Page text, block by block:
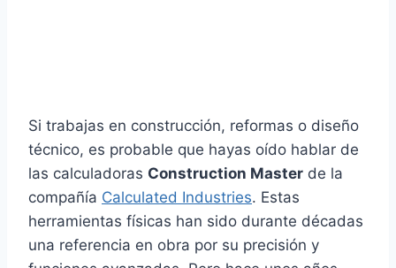
Si trabajas en construcción, reformas o diseño
técnico, es probable que hayas oído hablar de
las calculadoras Construction Master de la
compañía Calculated Industries. Estas
herramientas físicas han sido durante décadas
una referencia en obra por su precisión y